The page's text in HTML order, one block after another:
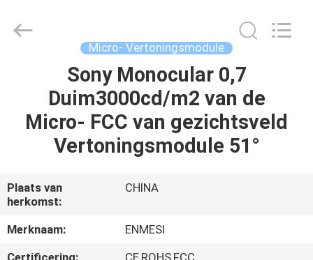
PRODUCTEN
ONS
FABRIEKSREIS
Intelligence
Technology
Micro- Vertoningsmodule
Sony Monocular 0,7
Duim3000cd/m2 van de
Micro- FCC van gezichtsveld
Vertoningsmodule 51°
Plaats van
herkomst:
CHINA
Merknaam:
ENMESI